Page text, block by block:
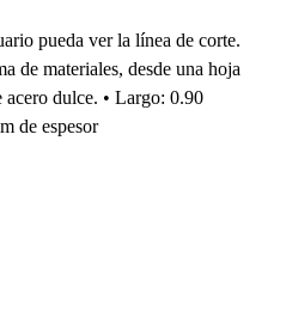
pueda ver la línea de corte.
de materiales, desde una hoja
acero dulce. • Largo: 0.90
de espesor